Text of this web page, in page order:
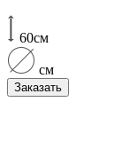
60см
см
Заказать